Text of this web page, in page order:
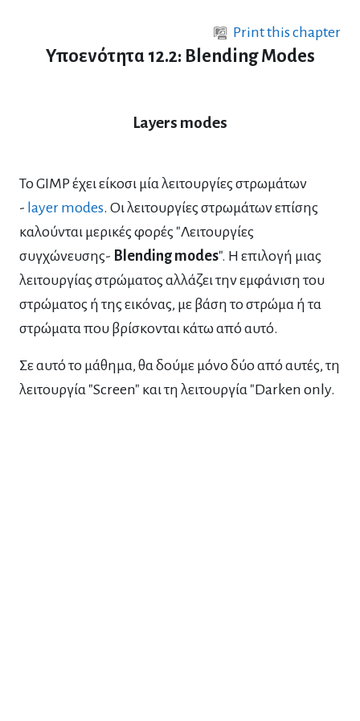
Print this chapter
Υποενότητα 12.2: Blending Modes
Layers modes
Το GIMP έχει είκοσι μία λειτουργίες στρωμάτων
- layer modes. Οι λειτουργίες στρωμάτων επίσης
καλούνται μερικές φορές "Λειτουργίες
συγχώνευσης- Blending modes". Η επιλογή μιας
λειτουργίας στρώματος αλλάζει την εμφάνιση του
στρώματος ή της εικόνας, με βάση το στρώμα ή τα
στρώματα που βρίσκονται κάτω από αυτό.
Σε αυτό το μάθημα, θα δούμε μόνο δύο από αυτές, τη
λειτουργία "Screen" και τη λειτουργία "Darken only.